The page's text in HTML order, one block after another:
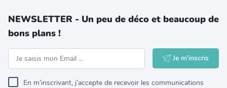
NEWSLETTER - Un peu de déco et beaucoup de
bons plans !
Je m'inscris
En m’inscrivant, j’accepte de recevoir les communications